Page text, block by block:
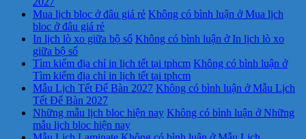
Mua lịch bloc ở đâu giá rẻ Không có bình luận ở Mua lịch
bloc ở đâu giá rẻ
In lịch lò xo giữa bộ số Không có bình luận ở In lịch lò xo
giữa bộ số
Tìm kiếm địa chỉ in lịch tết tại tphcm Không có bình luận ở
Tìm kiếm địa chỉ in lịch tết tại tphcm
Mẫu Lịch Tết Để Bàn 2027 Không có bình luận ở Mẫu Lịch
Tết Để Bàn 2027
Những mẫu lịch bloc hiện nay Không có bình luận ở Những
mẫu lịch bloc hiện nay